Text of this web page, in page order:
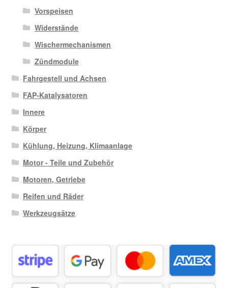
Vorspeisen
Widerstände
Wischermechanismen
Zündmodule
Fahrgestell und Achsen
FAP-Katalysatoren
Innere
Körper
Kühlung, Heizung, Klimaanlage
Motor - Teile und Zubehör
Motoren, Getriebe
Reifen und Räder
Werkzeugsätze